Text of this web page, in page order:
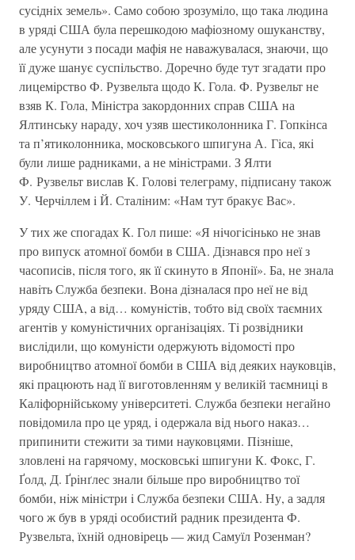
сусiднiх земель». Само собою зрозумiло, що така людина
в урядi США була перешкодою мафiозному ошуканству,
але усунути з посади мафiя не наважувалася, знаючи, що
її дуже шанує суспiльство. Доречно буде тут згадати про
лицемiрство Ф. Рузвельта щодо К. Гола. Ф. Рузвельт не
взяв К. Гола, Мiнiстра закордонних справ США на
Ялтинську нараду, хоч узяв шестиколонника Г. Гопкiнса
та п’ятиколонника, московського шпигуна А. Гiса, якi
були лише радниками, а не мiнiстрами. З Ялти
Ф. Рузвельт вислав К. Головi телеграму, пiдписану також
У. Черчiллем i Й. Сталiним: «Нам тут бракує Вас».
У тих же спогадах К. Гол пише: «Я нiчогiсiнько не знав
про випуск атомної бомби в США. Дiзнався про неї з
часописiв, пiсля того, як її скинуто в Японiї». Ба, не знала
навiть Служба безпеки. Вона дiзналася про неї не вiд
уряду США, а вiд… комунiстiв, тобто вiд своїх таємних
агентiв у комунiстичних органiзацiях. Тi розвiдники
вислiдили, що комунiсти одержують вiдомостi про
виробництво атомної бомби в США вiд деяких науковцiв,
якi працюють над її виготовленням у великiй таємницi в
Калiфорнiйському унiверситетi. Служба безпеки негайно
повiдомила про це уряд, i одержала вiд нього наказ…
припинити стежити за тими науковцями. Пiзнiше,
зловленi на гарячому, московськi шпигуни К. Фокс, Г.
Ґолд, Д. Ґрiнґлес знали бiльше про виробництво тої
бомби, нiж мiнiстри i Служба безпеки США. Ну, а задля
чого ж був в урядi особистий радник президента Ф.
Рузвельта, їхнiй одновiрець — жид Самуїл Розенман?